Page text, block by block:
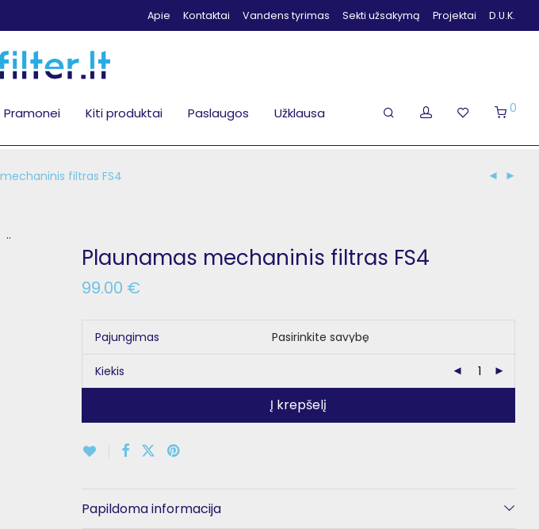
Apie Kontaktai Vandens tyrimas Sekti užsakymą Projektai D.U.K.
Pramonei Kiti produktai Paslaugos Užklausa 0
filtras FS4
..
Plaunamas mechaninis filtras FS4
99.00 €
Pajungimas
Kiekis
Į krepšelį
Papildoma informacija